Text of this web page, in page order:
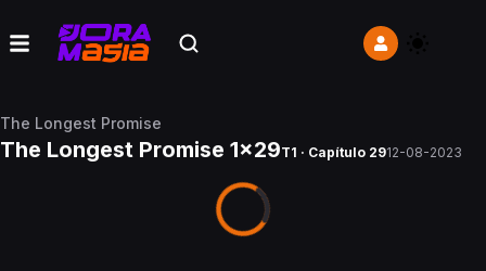
The Longest Promise
The Longest Promise 1x29T1 · Capítulo 2912-08-2023